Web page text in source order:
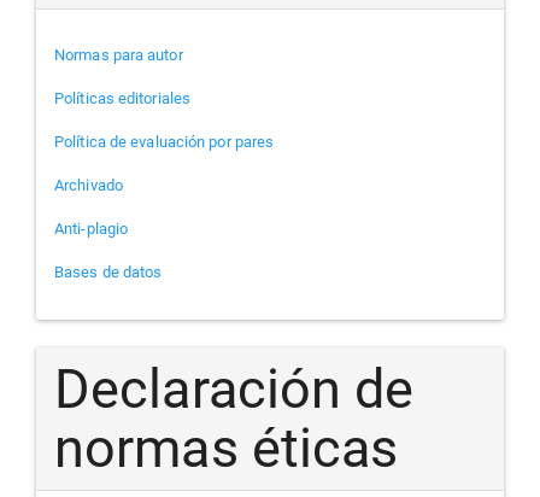
Normas para autor
Políticas editoriales
Política de evaluación por pares
Archivado
Anti-plagio
Bases de datos
Declaración de
normas éticas